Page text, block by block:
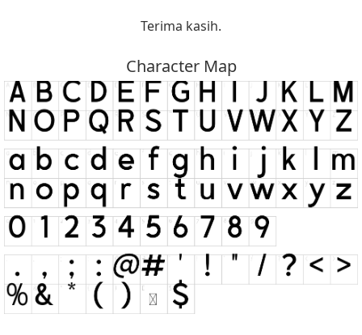
Terima kasih.
Character Map